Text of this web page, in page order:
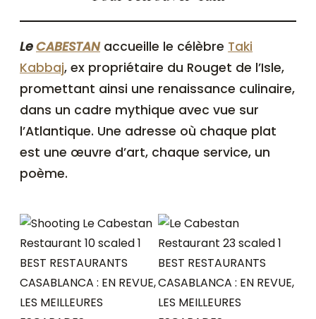
LeCABESTANaccueille le célèbre Taki
Kabbaj, ex propriétaire du Rouget de l’Isle,
promettant ainsi une renaissance culinaire,
dans un cadre mythique avec vue sur
l’Atlantique. Une adresse où chaque plat
est une œuvre d’art, chaque service, un
poème.